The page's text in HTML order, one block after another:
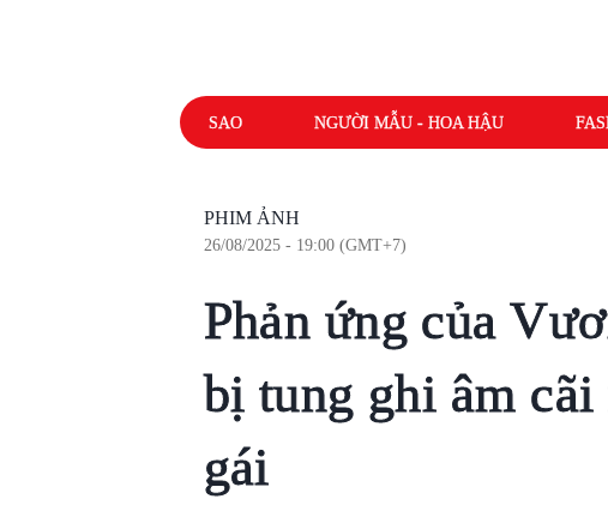
SAO NGƯỜI MẪU - HOA HẬU
PHIM ẢNH
26/08/2025 - 19:00 (GMT+7)
Phản ứng của
bị tung ghi âm
gái